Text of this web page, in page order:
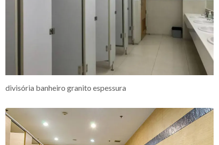
divisória banheiro granito espessura